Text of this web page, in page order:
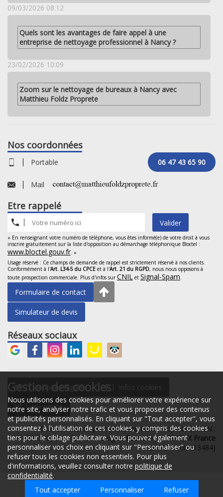
Gestion des cookies
Nous utilisons des cookies pour améliorer votre expérience sur
notre site, analyser notre trafic et vous proposer des contenus
et publicités personnalisés. En cliquant sur "Tout accepter", vous
consentez à l'utilisation de ces cookies, y compris des cookies
tiers pour le ciblage publicitaire. Vous pouvez également
personnaliser vos choix en cliquant sur "Personnaliser" ou
refuser tous les cookies non essentiels. Pour plus
d'informations, veuillez consulter notre politique de
confidentialité.
Tout accepter
Personnaliser Refuser
Espace client 06 47 43 65 90
09/03/2026 08:12
Quels sont les avantages de faire appel à une
entreprise de nettoyage professionnel à Nancy ?
23/02/2026 10:09
Zoom sur le nettoyage de bureaux à Nancy avec
Matthieu Foldz Proprete
Nos coordonnées
Portable 06 47 43 65 90
Mail
Etre rappelé
Valider
« En renseignant votre numéro de téléphone, vous êtes informé(e) de votre droit à vous
inscrire gratuitement sur la liste d'opposition au démarchage téléphonique Bloctel :
www.bloctel.gouv.fr. »
Usage réservé : Ce champs de demande de rappel est strictement réservé à nos clients.
Conformément à l'Art. L34-5 du CPCE et à l'Art. 21 du RGPD, nous nous opposons à
toute prospection commerciale. Plus d'infos surCNIL et Signal-Spam.
Formulaire de contact
Simulateur de devis
Réseaux sociaux
Mentions légales Infos cookies
Vie privée
Site web réalisé pour Matthieu Foldz Proprete (SIREN :
914723382) avec les technologiesEconetoparSWOAX France
(SIREN : 831613484)